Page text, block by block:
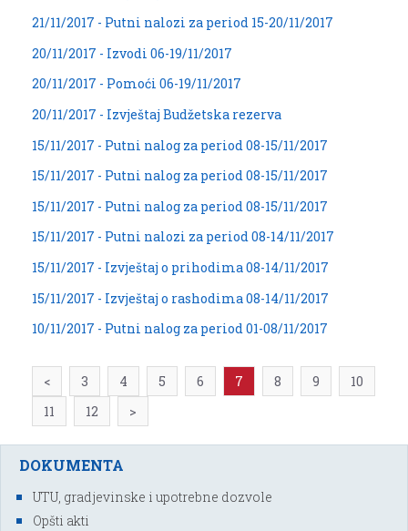
21/11/2017 - Putni nalozi za period 15-20/11/2017
20/11/2017 - Izvodi 06-19/11/2017
20/11/2017 - Pomoći 06-19/11/2017
20/11/2017 - Izvještaj Budžetska rezerva
15/11/2017 - Putni nalog za period 08-15/11/2017
15/11/2017 - Putni nalog za period 08-15/11/2017
15/11/2017 - Putni nalog za period 08-15/11/2017
15/11/2017 - Putni nalozi za period 08-14/11/2017
15/11/2017 - Izvještaj o prihodima 08-14/11/2017
15/11/2017 - Izvještaj o rashodima 08-14/11/2017
10/11/2017 - Putni nalog za period 01-08/11/2017
< 3 4 5 6 7 8 9
10
11
12 >
DOKUMENTA
UTU, gradjevinske i upotrebne dozvole
Opšti akti